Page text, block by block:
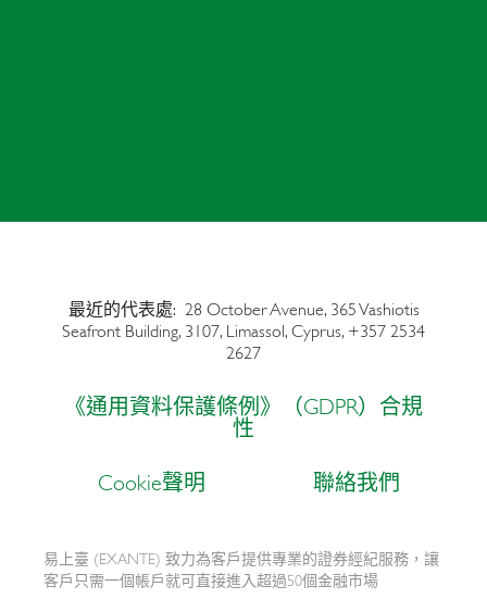
《通用資料保護條例》（GDPR）合規
性
Cookie聲明
聯絡我們
最近的代表處: 28 October Avenue, 365Vashiotis
Seafront Building, 3107, Limassol, Cyprus, +357 2534
2627
易上臺 (EXANTE) 致力為客戶提供專業的證券經紀服務，讓
客戶只需一個帳戶就可直接進入超過50個金融市場